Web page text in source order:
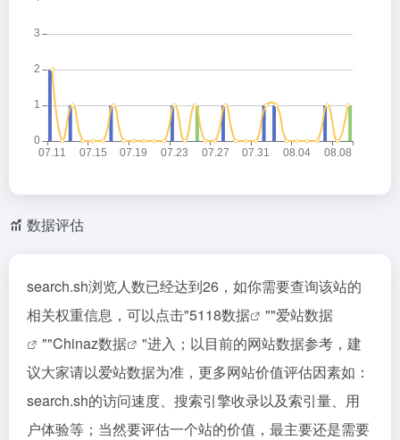
数据评估
search.sh浏览人数已经达到26，如你需要查询该站的
相关权重信息，可以点击"5118数据 ""爱站数据
""Chinaz数据
"进入；以目前的网站数据参考，建
议大家请以爱站数据为准，更多网站价值评估因素如：
search.sh的访问速度、搜索引擎收录以及索引量、用
户体验等；当然要评估一个站的价值，最主要还是需要